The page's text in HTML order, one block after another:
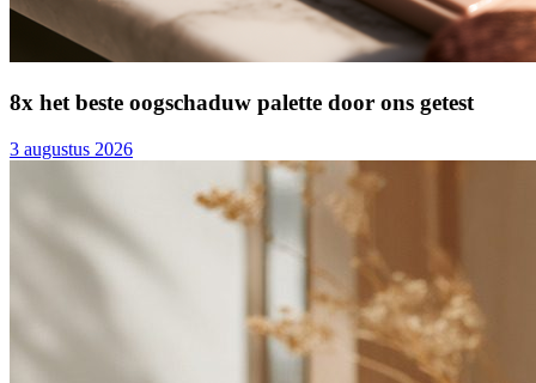
8x het beste oogschaduw palette door ons getest
3 augustus 2026